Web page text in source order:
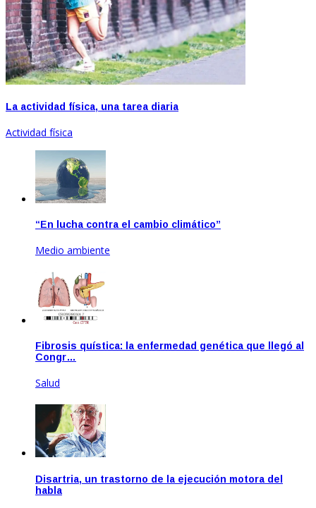
La actividad física, una tarea diaria
Actividad física
“En lucha contra el cambio climático”
Medio ambiente
Fibrosis quística: la enfermedad genética que llegó al
Congr…
Salud
Disartria, un trastorno de la ejecución motora del
habla